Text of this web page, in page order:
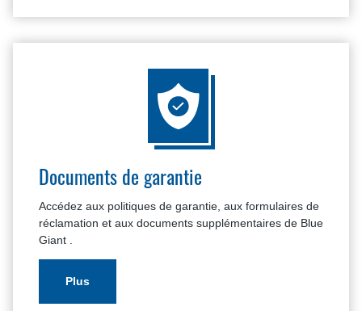
Documents de garantie
Accédez aux politiques de garantie, aux formulaires de
réclamation et aux documents supplémentaires de Blue
Giant .
Plus